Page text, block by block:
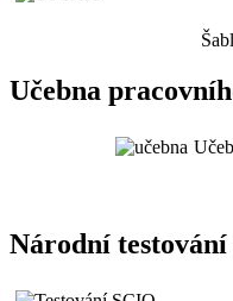
Učebna
Národní